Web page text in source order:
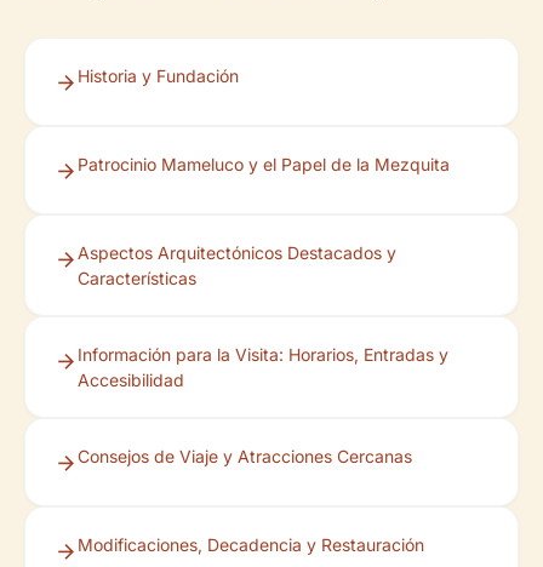
Historia y Fundación
Patrocinio Mameluco y el Papel de la Mezquita
Aspectos Arquitectónicos Destacados y
Características
Información para la Visita: Horarios, Entradas y
Accesibilidad
Consejos de Viaje y Atracciones Cercanas
Modificaciones, Decadencia y Restauración